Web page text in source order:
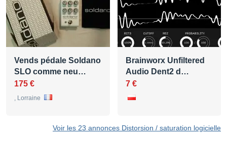
Vends pédale Soldano
SLO comme neu…
175 €
, Lorraine
Brainworx Unfiltered
Audio Dent2 d…
7 €
Voir les 23 annonces Distorsion / saturation logicielle